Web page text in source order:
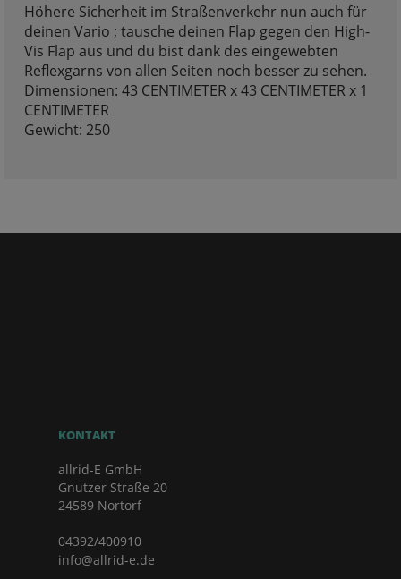
Höhere Sicherheit im Straßenverkehr nun auch für
deinen Vario ; tausche deinen Flap gegen den High-
Vis Flap aus und du bist dank des eingewebten
Reflexgarns von allen Seiten noch besser zu sehen.
Dimensionen: 43 CENTIMETER x 43 CENTIMETER x 1
CENTIMETER
Gewicht: 250
KONTAKT
allrid-E GmbH
Gnutzer Straße 20
24589 Nortorf
04392/400910
info@allrid-e.de